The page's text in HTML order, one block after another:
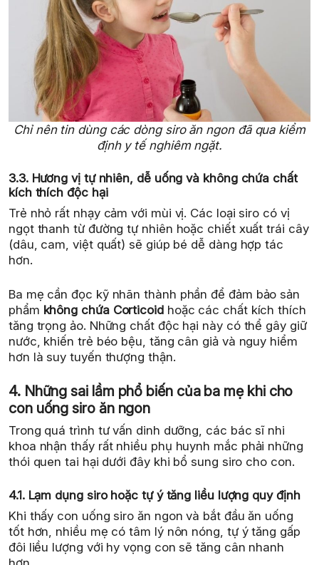
Chỉ nên tin dùng các dòng siro ăn ngon đã qua kiểm
định y tế nghiêm ngặt.
3.3. Hương vị tự nhiên, dễ uống và không chứa chất
kích thích độc hại
Trẻ nhỏ rất nhạy cảm với mùi vị. Các loại siro có vị
ngọt thanh từ đường tự nhiên hoặc chiết xuất trái cây
(dâu, cam, việt quất) sẽ giúp bé dễ dàng hợp tác
hơn.
Ba mẹ cần đọc kỹ nhãn thành phần để đảm bảo sản
phẩm không chứa Corticoidhoặc các chất kích thích
tăng trọng ảo. Những chất độc hại này có thể gây giữ
nước, khiến trẻ béo bệu, tăng cân giả và nguy hiểm
hơn là suy tuyến thượng thận.
4. Những sai lầm phổ biến của ba mẹ khi cho
con uống siro ăn ngon
Trong quá trình tư vấn dinh dưỡng, các bác sĩ nhi
khoa nhận thấy rất nhiều phụ huynh mắc phải những
thói quen tai hại dưới đây khi bổ sung siro cho con.
4.1. Lạm dụng siro hoặc tự ý tăng liều lượng quy định
Khi thấy con uống siro ăn ngon và bắt đầu ăn uống
tốt hơn, nhiều mẹ có tâm lý nôn nóng, tự ý tăng gấp
đôi liều lượng với hy vọng con sẽ tăng cân nhanh